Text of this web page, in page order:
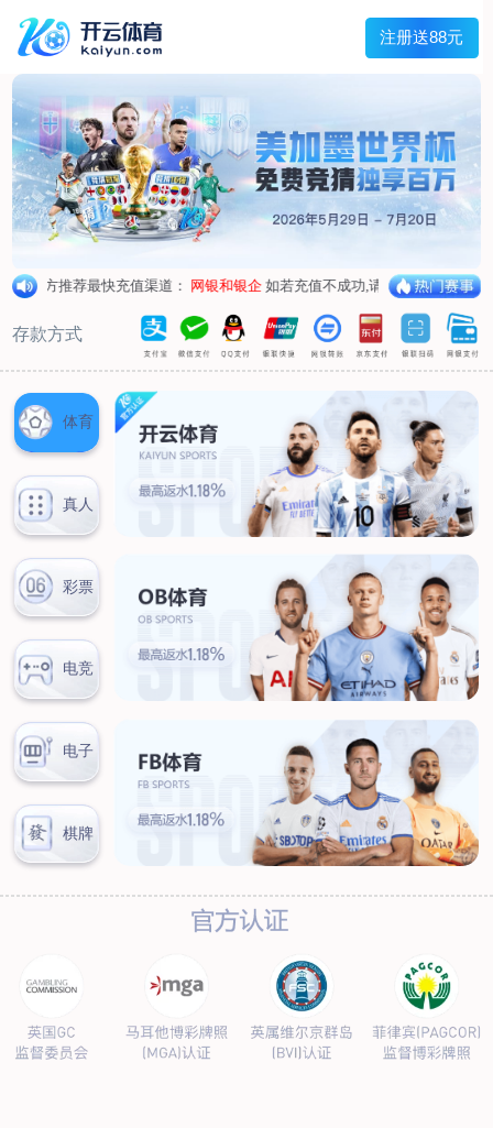
Menu
网站首页
关于我们
产品中心
荣誉资质
厂区设备
人才招聘
新闻中心
销售网点